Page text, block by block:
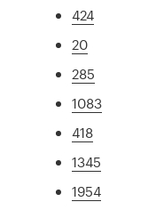
424
20
285
1083
418
1345
1954